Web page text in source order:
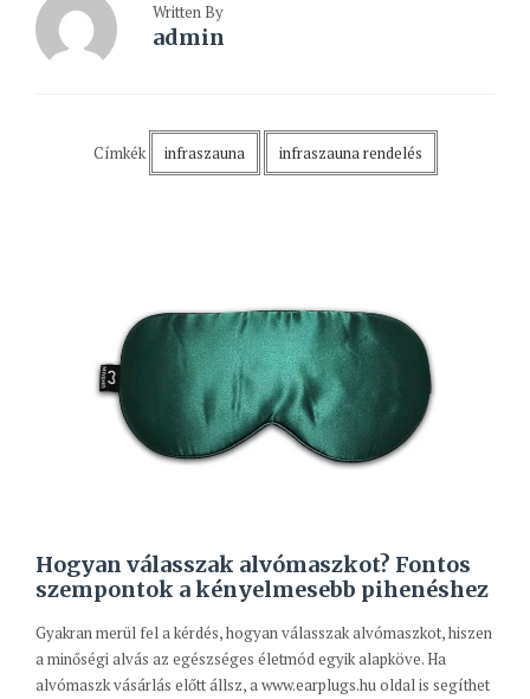
Written By
admin
Címkék infraszauna infraszauna rendelés
Hogyan válasszak alvómaszkot? Fontos
szempontok a kényelmesebb pihenéshez
Gyakran merül fel a kérdés, hogyan válasszak alvómaszkot, hiszen
a minőségi alvás az egészséges életmód egyik alapköve. Ha
alvómaszk vásárlás előtt állsz, a www.earplugs.hu oldal is segíthet